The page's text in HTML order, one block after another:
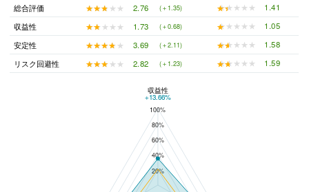
総合評価
★★★★★
★★★★★ 2.76 (＋1.35) ★★★★★
★★★★★
1.41
収益性
★★★★★
★★★★★ 1.73 (＋0.68) ★★★★★
★★★★★
1.05
安定性
★★★★★
★★★★★ 3.69 (＋2.11) ★★★★★
★★★★★
1.58
リスク回避性
★★★★★
★★★★★ 2.82 (＋1.23) ★★★★★
★★★★★ 1.59
100%
80%
60%
40%
20%
収益性
+13.66%